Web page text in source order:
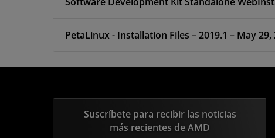
PetaLinux - Installation Files – 2019.1 – May 29,
Suscríbete para recibir las noticias
más recientes de AMD